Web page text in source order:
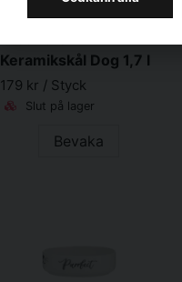
Keramikskål Dog 1,7 l
179 kr / Styck
Slut på lager
Bevaka